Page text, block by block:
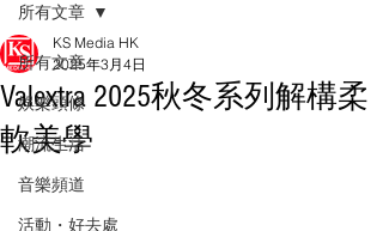
所有文章
娛樂頭條
潮流生活
音樂頻道
活動・好去處
所有文章
Valextra 2025秋冬系列解構柔
軟美學
KS Media HK
2025年3月4日